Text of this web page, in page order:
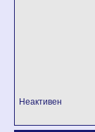
Неактивен